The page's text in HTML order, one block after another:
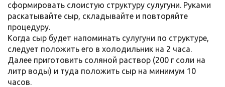
сформировать слоистую структуру сулугуни. Руками
раскатывайте сыр, складывайте и повторяйте
процедуру.
Когда сыр будет напоминать сулугуни по структуре,
следует положить его в холодильник на 2 часа.
Далее приготовить соляной раствор (200 г соли на
литр воды) и туда положить сыр на минимум 10
часов.